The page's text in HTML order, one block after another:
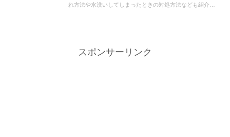
れ方法や水洗いしてしまったときの対処方法なども紹介し
スポンサーリンク